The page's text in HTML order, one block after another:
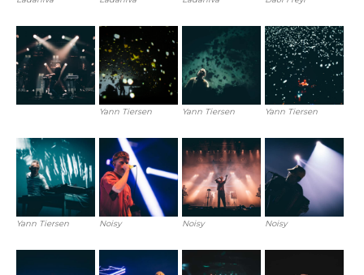
Yann Tiersen Yann Tiersen Yann Tiersen
Yann Tiersen Noisy Noisy Noisy